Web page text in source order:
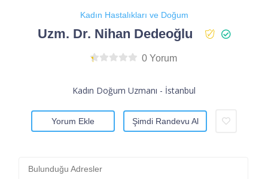
Kadın Hastalıkları ve Doğum
Uzm. Dr. Nihan Dedeoğlu
0 Yorum
Kadın Doğum Uzmanı - İstanbul
Yorum Ekle Şimdi Randevu Al
Bulunduğu Adresler